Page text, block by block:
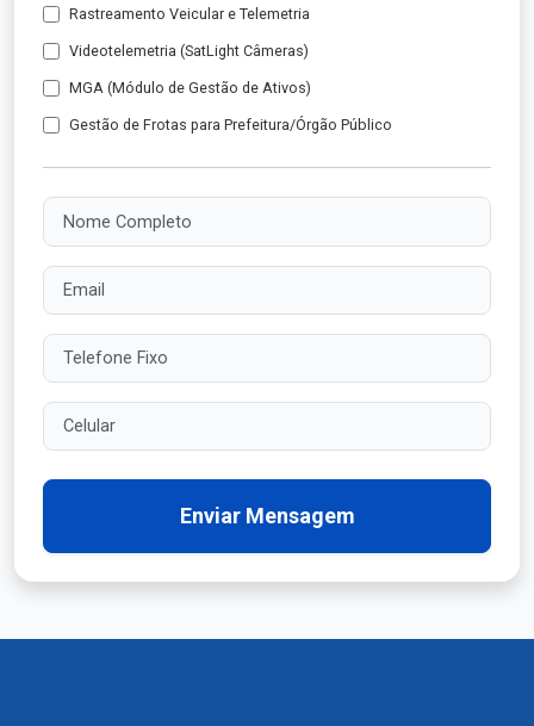
Rastreamento Veicular e Telemetria
Videotelemetria (SatLight Câmeras)
MGA (Módulo de Gestão de Ativos)
Gestão de Frotas para Prefeitura/Órgão Público
Nome Completo
Email
Telefone Fixo
Celular
Enviar Mensagem